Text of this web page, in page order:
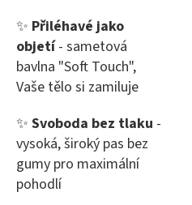
✨ Přiléhavé jako
objetí- sametová
bavlna "Soft Touch",
Vaše tělo si zamiluje
✨ Svoboda bez tlaku -
vysoká, široký pas bez
gumy pro maximální
pohodlí